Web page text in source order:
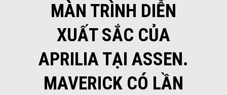
MÀN TRÌNH DIỄN
XUẤT SẮC CỦA
APRILIA TẠI ASSEN.
MAVERICK CÓ LẦN